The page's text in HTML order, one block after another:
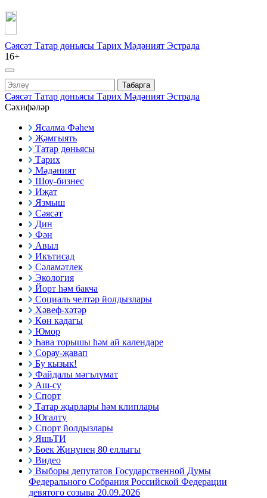
Сәясәт Татар дөньясы Тарих Мәдәният Эстрада
16+
Табарга
Сәясәт Татар дөньясы Тарих Мәдәният Эстрада
Сәхифәләр
Ясалма Фәһем
Җәмгыять
Татар дөньясы
Тарих
Мәдәният
Шоу-бизнес
Иҗат
Язмыш
Сәясәт
Дин
Фән
Авыл
Икътисад
Сәламәтлек
Экология
Йорт һәм бакча
Социаль челтәр йолдызлары
Хәвеф-хәтәр
Көн кадагы
Юмор
Һава торышы һәм ай календаре
Сорау-җавап
Бу кызык!
Файдалы мәгълүмат
Аш-су
Спорт
Татар җырлары һәм клиплары
Югалту
Спорт йолдызлары
ЯшьТИ
Бөек Җиңүнең 80 еллыгы
Видео
Выборы депутатов Государственной Думы
Федерального Собрания Российской Федерации
девятого созыва 20.09.2026